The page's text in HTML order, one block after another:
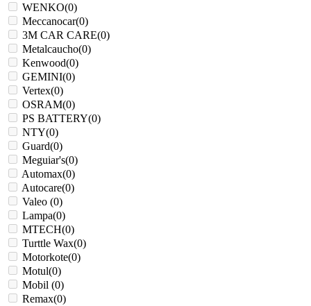
WENKO(0)
Meccanocar(0)
3M CAR CARE(0)
Metalcaucho(0)
Kenwood(0)
GEMINI(0)
Vertex(0)
OSRAM(0)
PS BATTERY(0)
NTY(0)
Guard(0)
Meguiar's(0)
Automax(0)
Autocare(0)
Valeo (0)
Lampa(0)
MTECH(0)
Turttle Wax(0)
Motorkote(0)
Motul(0)
Mobil (0)
Remax(0)